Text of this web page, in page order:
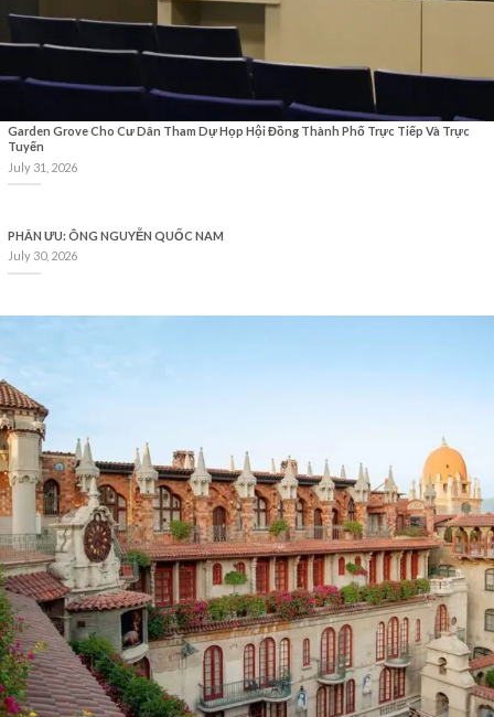
Garden Grove Cho Cư Dân Tham Dự Họp Hội Đồng Thành Phố Trực Tiếp Và Trực
Tuyến
July 31, 2026
PHÂN ƯU: ÔNG NGUYỄN QUỐC NAM
July 30, 2026